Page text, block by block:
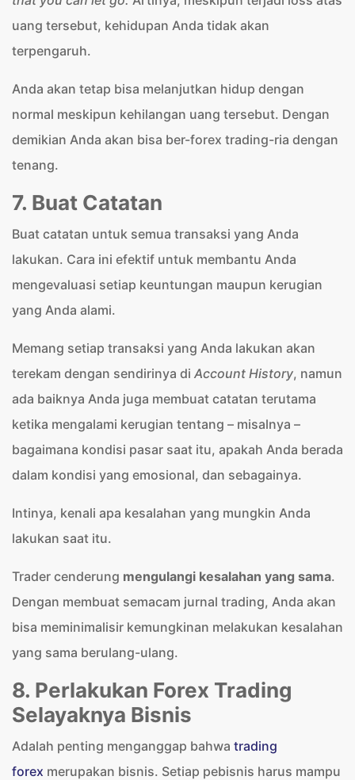
uang tersebut, kehidupan Anda tidak akan
terpengaruh.
Anda akan tetap bisa melanjutkan hidup dengan
normal meskipun kehilangan uang tersebut. Dengan
demikian Anda akan bisa ber-forex trading-ria dengan
tenang.
7. Buat Catatan
Buat catatan untuk semua transaksi yang Anda
lakukan. Cara ini efektif untuk membantu Anda
mengevaluasi setiap keuntungan maupun kerugian
yang Anda alami.
Memang setiap transaksi yang Anda lakukan akan
terekam dengan sendirinya di Account History, namun
ada baiknya Anda juga membuat catatan terutama
ketika mengalami kerugian tentang – misalnya –
bagaimana kondisi pasar saat itu, apakah Anda berada
dalam kondisi yang emosional, dan sebagainya.
Intinya, kenali apa kesalahan yang mungkin Anda
lakukan saat itu.
Trader cenderung mengulangi kesalahan yang sama.
Dengan membuat semacam jurnal trading, Anda akan
bisa meminimalisir kemungkinan melakukan kesalahan
yang sama berulang-ulang.
8. Perlakukan Forex Trading
Selayaknya Bisnis
Adalah penting menganggap bahwa trading
forex merupakan bisnis. Setiap pebisnis harus mampu